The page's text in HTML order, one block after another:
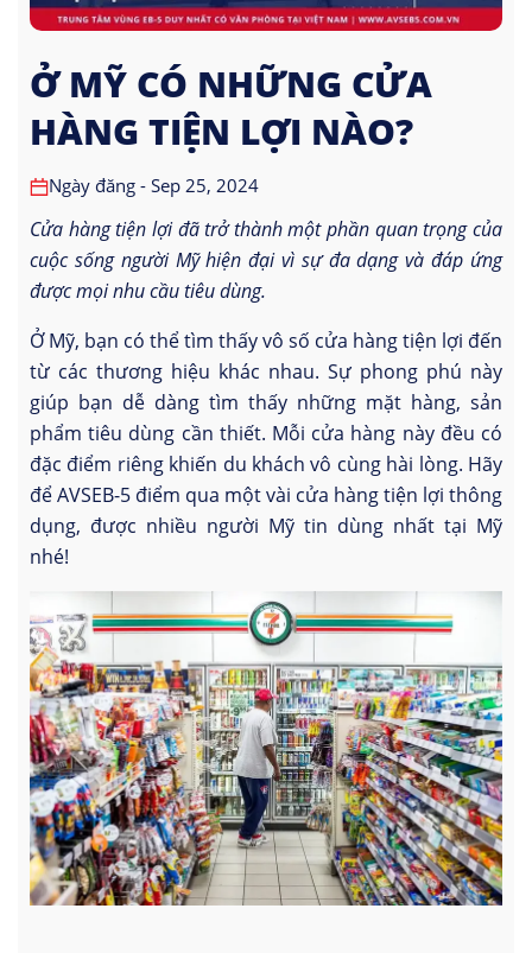
Ở MỸ CÓ NHỮNG CỬA
HÀNG TIỆN LỢI NÀO?
Ngày đăng - Sep 25, 2024
Cửa hàng tiện lợi đã trở thành một phần quan trọng của
cuộc sống người Mỹ hiện đại vì sự đa dạng và đáp ứng
được mọi nhu cầu tiêu dùng.
Ở Mỹ, bạn có thể tìm thấy vô số cửa hàng tiện lợi đến
từ các thương hiệu khác nhau. Sự phong phú này
giúp bạn dễ dàng tìm thấy những mặt hàng, sản
phẩm tiêu dùng cần thiết. Mỗi cửa hàng này đều có
đặc điểm riêng khiến du khách vô cùng hài lòng. Hãy
để AVSEB-5 điểm qua một vài cửa hàng tiện lợi thông
dụng, được nhiều người Mỹ tin dùng nhất tại Mỹ
nhé!